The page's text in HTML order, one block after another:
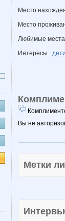
Место
Место
Любимые места
Интересы : дети
Вы не
Метки